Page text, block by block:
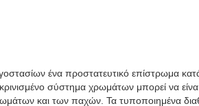
ένα προστατευτικό επίστρωμα
σύστημα χρωμάτων μπορεί να
και των παχών. Τα τυποποιημένα